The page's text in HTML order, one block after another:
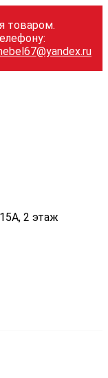
товаром.
2 этаж